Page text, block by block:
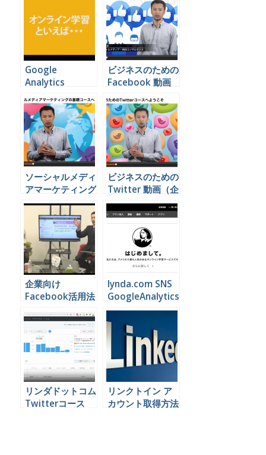
Google
Analytics
Adwords リンダ
ドットコム日本版
ビジネスのための
Facebook 動画
ソーシャルメディ
アマーケティング
の基礎 動画（企
業向け）
ビジネスのための
Twitter 動画（企
業向け）
企業向け
Facebook活用法
lynda.com SNS
GoogleAnalytics
動画セミナー一覧
リンダドットコム
Twitterコース
リンクトイン ア
カウント取得方法